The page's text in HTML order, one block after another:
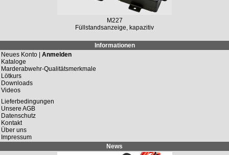
M227
Füllstandsanzeige, kapazitiv
Informationen
Neues Konto | Anmelden
Kataloge
Marderabwehr-Qualitätsmerkmale
Lötkurs
Downloads
Videos
Lieferbedingungen
Unsere AGB
Datenschutz
Kontakt
Über uns
Impressum
News